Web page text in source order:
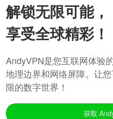
解锁无限可能，
享受全球精彩！
AndyVPN是您互联网体验
地理边界和网络屏障。让
限的数字世界！
获取